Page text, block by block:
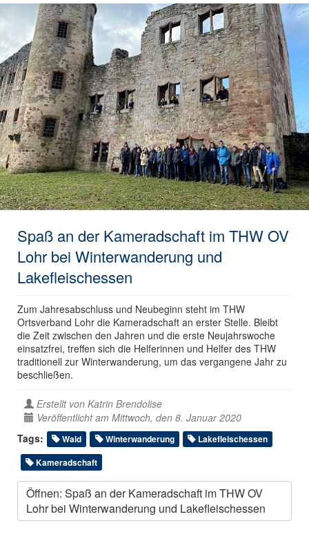
Spaß an der Kameradschaft im THW OV
Lohr bei Winterwanderung und
Lakefleischessen
Zum Jahresabschluss und Neubeginn steht im THW
Ortsverband Lohr die Kameradschaft an erster Stelle. Bleibt
die Zeit zwischen den Jahren und die erste Neujahrswoche
einsatzfrei, treffen sich die Helferinnen und Helfer des THW
traditionell zur Winterwanderung, um das vergangene Jahr zu
beschließen.
Erstellt von Katrin Brendolise
Veröffentlicht am Mittwoch, den 8. Januar 2020
Tags:
Wald Winterwanderung
Lakefleischessen
Kameradschaft
Öffnen: Spaß an der Kameradschaft im THW OV
Lohr bei Winterwanderung und Lakefleischessen